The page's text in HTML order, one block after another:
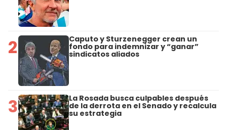
2 Caputo y Sturzenegger crean un
fondo para indemnizar y “ganar”
sindicatos aliados
3 La Rosada busca culpables después
de la derrota en el Senado y recalcula
su estrategia